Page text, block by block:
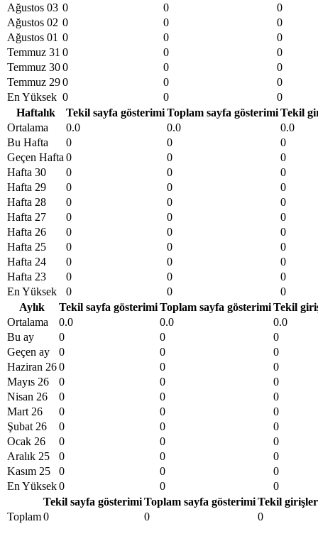
Ağustos 03 0 0
0
Ağustos 02 0 0
0
Ağustos 01 0 0
0
Temmuz 31 0 0
0
Temmuz 300 0
0
Temmuz 290 0
0
En Yüksek 0 0
0
Haftalık
Tekil sayfa gösterimiToplam sayfa gösterimiTekil
Ortalama
0.0 0.0
0.0
Bu Hafta
0 0
0
Geçen Hafta 0 0
0
Hafta 30
0 0
0
Hafta 29
0 0
0
Hafta 28
0 0
0
Hafta 27
0 0
0
Hafta 26
0 0
0
Hafta 25
0 0
0
Hafta 24
0 0
0
Hafta 23
0 0
0
En Yüksek
0 0
0
Aylık
Tekil sayfa gösterimiToplam sayfa gösterimiTekil
Ortalama
0.0 0.0
0.0
Bu ay
0 0
0
Geçen ay
0 0
0
Haziran 260 0
0
Mayıs 26
0 0
0
Nisan 26
0 0
0
Mart 26
0 0
0
Şubat 26
0 0
0
Ocak 26
0 0
0
Aralık 25
0 0
0
Kasım 25
0 0
0
En Yüksek0 0
0
Tekil sayfa gösterimiToplam sayfa gösterimiTekil girişler
Toplam0 0 0